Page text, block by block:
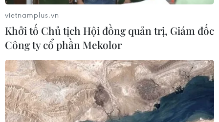
vietnamplus.vn
Khởi tố Chủ tịch Hội đồng quản trị, Giám đốc
Công ty cổ phần Mekolor